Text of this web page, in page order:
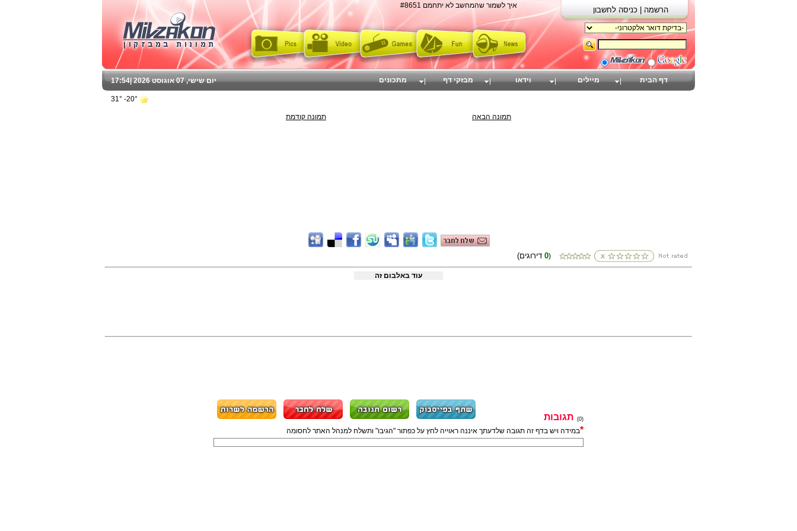
איך לשמור שהמחשב לא יתחמם #8651
תמונה קודמת תמונה הבאה
0)
עוד באלבום זה
(0)
תגובות
*במידה ויש בדף זה תגובה שלדעתך איננה ראוייה לחץ על כפתור "הגיבו" ותשלח למנהל האתר לחסומה
17:54 יום שישי, 07 אוגוסט 2026 | דף הבית מיילים וידאו מבזקי דף מתכונים
20°- 31°
הרשמה | כניסה לחשבון